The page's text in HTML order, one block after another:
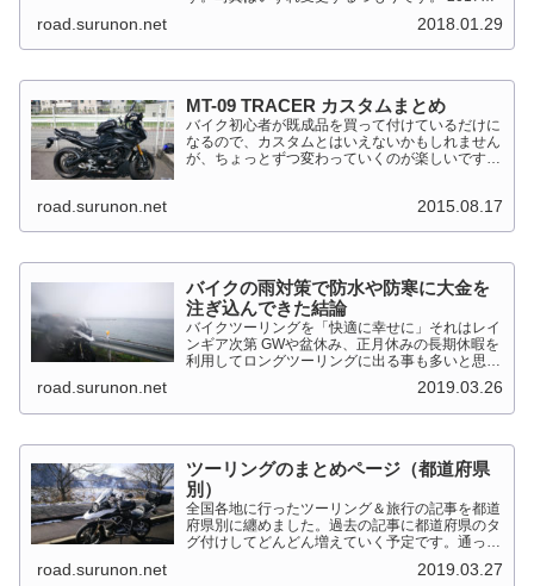
road.surunon.net 2018.01.29
MT-09 TRACER カスタムまとめ
バイク初心者が既成品を買って付けているだけに
なるので、カスタムとはいえないかもしれません
が、ちょっとずつ変わっていくのが楽しいです。
road.surunon.net 2015.08.17
バイクの雨対策で防水や防寒に大金を
注ぎ込んできた結論
バイクツーリングを「快適に幸せに」それはレイ
ンギア次第 GWや盆休み、正月休みの長期休暇を
利用してロングツーリングに出る事も多いと思い
り雨ならまだしも1日２日ずっと降り続ける雨が
あります。「そんな...
road.surunon.net 2019.03.26
ツーリングのまとめページ（都道府県
別）
全国各地に行ったツーリング＆旅行の記事を都道
府県別に纏めました。過去の記事に都道府県のタ
グ付けしてどんどん増えていく予定です。通った
した。 分類ってなかなか難しいですね、能登半
road.surunon.net 2019.03.27